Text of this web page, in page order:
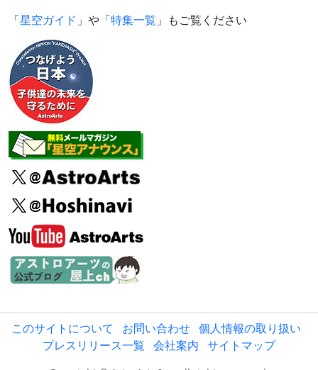
「星空ガイド 」や「特集一覧 」もご覧ください
このサイトについて お問い合わせ 個人情報の取り扱い
プレスリリース一覧 会社案内 サイトマップ